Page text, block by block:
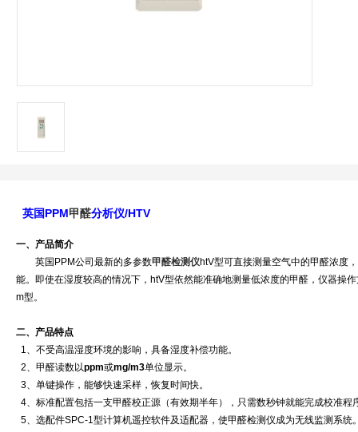
英国PPM甲醛分析仪/HTV
一、产品简介
英国PPM公司最新的多参数甲醛检测仪htV型可直接测量空气中的甲醛浓度
能。即使在湿度较高的情况下，htV型依然能准确地测量低浓度的甲醛，仪器操
m型。
二、产品特点
1、不受高温湿度环境的影响，具备湿度补偿功能。
2、甲醛读数以ppm或mg/m3单位显示。
3、单键操作，能够快速采样，恢复时间快。
4、标准配置包括一支甲醛校正源（有效期半年），只需数秒钟就能完成校准程
5、选配件SPC-1型计算机遥控软件及适配器，使甲醛检测仪成为无线监测系